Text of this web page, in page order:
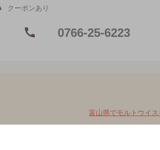
クーポンあり
0766-25-6223
富山県でモルトウイ